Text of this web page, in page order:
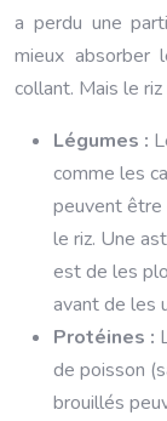
a perdu une
mieux absorber
collant. Mais le
Légumes :
comme les
peuvent être
le riz. Une
est de les
avant de les
Protéines :
de poisson
brouillés